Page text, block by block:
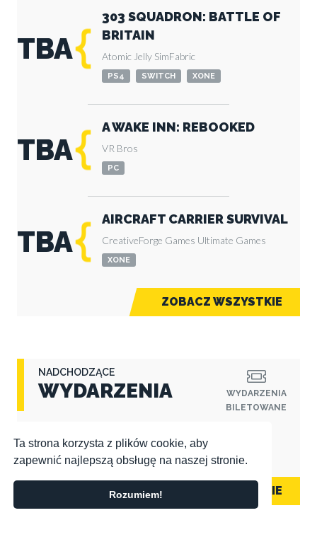
Ta strona korzysta z plików cookie, aby
zapewnić najlepszą obsługę na naszej stronie.
Rozumiem!
TBA
303 SQUADRON: BATTLE OF
BRITAIN
Atomic Jelly SimFabric
PS4 SWITCH XONE
TBA
A WAKE INN: REBOOKED
VR Bros
PC
TBA
AIRCRAFT CARRIER SURVIVAL
CreativeForge Games Ultimate Games
XONE
ZOBACZ WSZYSTKIE
NADCHODZĄCE
WYDARZENIA
WYDARZENIA
BILETOWANE
Obecnie brak nadchodzacych wydarzeń. Uzupełnij kalendarz!
ZOBACZ WSZYSTKIE